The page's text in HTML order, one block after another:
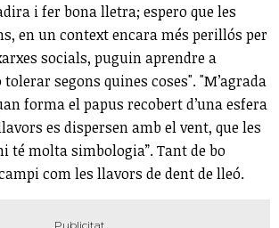
i fer bona lletra; espero que les
en un context encara més perillós per
socials, puguin aprendre a
segons quines coses". "M’agrada
forma el papus recobert d’una esfera
es dispersen amb el vent, que les
té molta simbologia”. Tant de bo
com les llavors de dent de lleó.